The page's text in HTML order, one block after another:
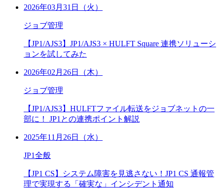
2026年03月31日（火）
ジョブ管理
【JP1/AJS3】JP1/AJS3 × HULFT Square 連携ソリューシ
ョンを試してみた
2026年02月26日（木）
ジョブ管理
【JP1/AJS3】HULFTファイル転送をジョブネットの一
部に！ JP1との連携ポイント解説
2025年11月26日（水）
JP1全般
【JP1 CS】システム障害を見逃さない！JP1 CS 通報管
理で実現する「確実な」インシデント通知